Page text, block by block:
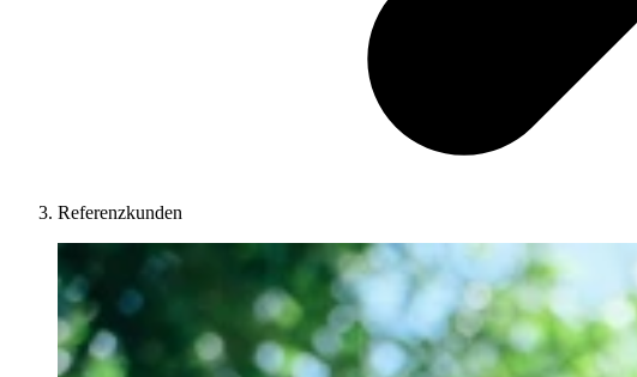
Referenzkunden